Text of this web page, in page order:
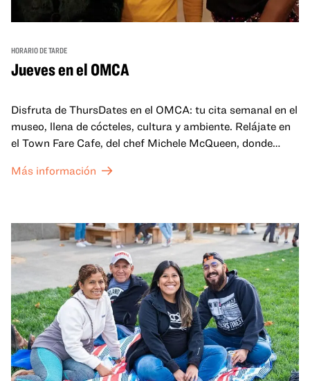
HORARIO DE TARDE
Jueves en el OMCA
Disfruta de ThursDates en el OMCA: tu cita semanal en el
museo, llena de cócteles, cultura y ambiente. Relájate en
el Town Fare Cafe, del chef Michele McQueen, donde
fondo, o explora las galerías, que cobran vida por la noche
adultos!
Más información